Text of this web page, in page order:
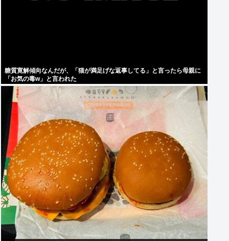
糖質寛解傾向なんだが、「猫が満足げな返事してる」と言ったら母親に
「お気の毒w」と言われた